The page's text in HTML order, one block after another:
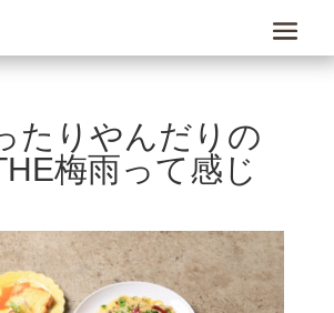
たりやんだりの
梅雨って感じ